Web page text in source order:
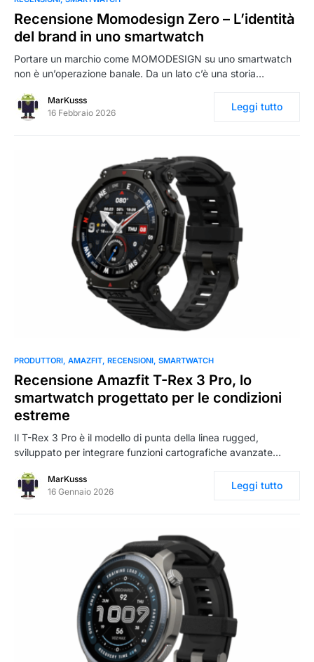
Recensione Momodesign Zero – L’identità
del brand in uno smartwatch
Portare un marchio come MOMODESIGN su uno smartwatch
non è un’operazione banale. Da un lato c’è una storia…
MarKusss
16 Febbraio 2026
Leggi tutto
0
PRODUTTORI AMAZFIT RECENSIONI SMARTWATCH
Recensione Amazfit T-Rex 3 Pro, lo
smartwatch progettato per le condizioni
estreme
Il T-Rex 3 Pro è il modello di punta della linea rugged,
sviluppato per integrare funzioni cartografiche avanzate…
MarKusss
16 Gennaio 2026
Leggi tutto